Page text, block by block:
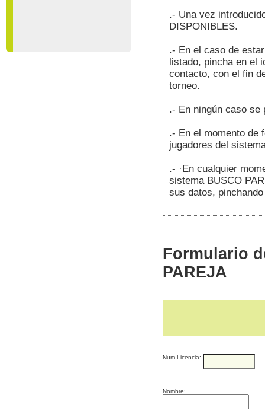
.- Una vez
DISPONIBLES.
.- En el caso de
listado, pincha en el
contacto, con el fin
torneo.
.- En ningún caso se
.- En el momento de
jugadores del
.- ·En cualquier
sistema BUSCO
sus datos,
Formulario
PAREJA
Num Licencia:
Nombre: